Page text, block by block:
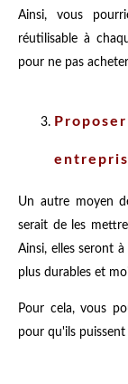
Ainsi, vous
réutilisable à
pour ne pas
Un autre moyen
serait de les
Ainsi, elles seront
plus durables et
Pour cela, vous
pour qu'ils